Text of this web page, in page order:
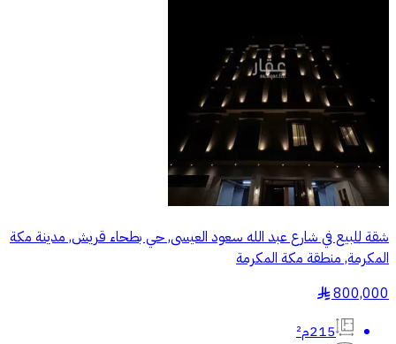
شقة للبيع في شارع عبد الله سعود العيسى, حي بطحاء قريش, مدينة مكة
المكرمة, منطقة مكة المكرمة
800,000
§
215م²